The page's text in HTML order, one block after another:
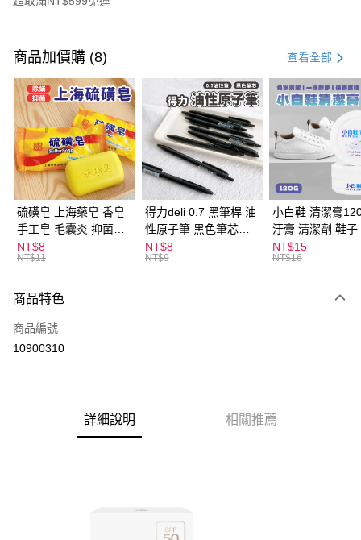
信用卡一次付款
超商取貨付款
LINE Pay
Apple Pay
街口支付
悠遊付
ATM付款
全家取貨付款
每筆NT$60，滿NT$599(含以上)免運費
付款後全家取貨
每筆NT$60，滿NT$599(含以上)免運費
每筆NT$120，滿NT$1,999(含以上)免運費
商品加價購 (8) 查看全部
硫磺皂 上海藥皂 香皂
手工皂 毛囊炎 抑菌除
蟎 清潔護膚 去油去痘
寵物皮膚病 狗狗貓咪
NT$8
NT$11
得力deli 0.7 黑筆桿 油
性原子筆 黑色筆芯
S304
NT$8
NT$9
小白鞋 清潔膏
汙膏 清潔劑 鞋子
漬 白皮鞋 鞋油
NT$15
NT$16
商品特色
商品編號
10900310
詳細說明 相關推薦